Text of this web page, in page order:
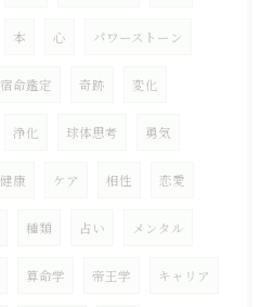
本 心 パワーストーン
宿命鑑定 奇跡 変化
浄化 球体思考 勇気
健康 ケア 相性 恋愛
種類 占い メンタル
算命学 帝王学 キャリア